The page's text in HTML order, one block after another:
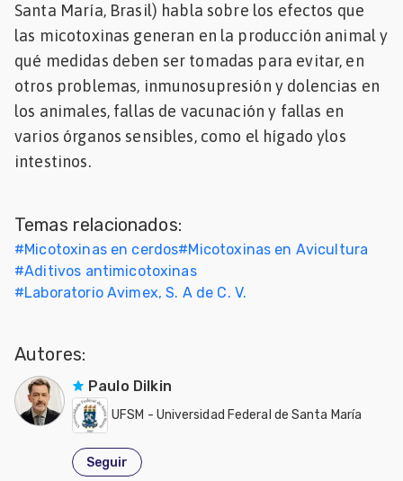
Mascotas
Santa María, Brasil) habla sobre los efectos que
las micotoxinas generan en la producción animal y
qué medidas deben ser tomadas para evitar, en
otros problemas, inmunosupresión y dolencias en
los animales, fallas de vacunación y fallas en
varios órganos sensibles, como el hígado ylos
intestinos.
Temas relacionados:
#Micotoxinas en cerdos#Micotoxinas en Avicultura
#Aditivos antimicotoxinas
#Laboratorio Avimex, S. A de C. V.
Autores:
Paulo Dilkin
UFSM - Universidad Federal de Santa María
Seguir